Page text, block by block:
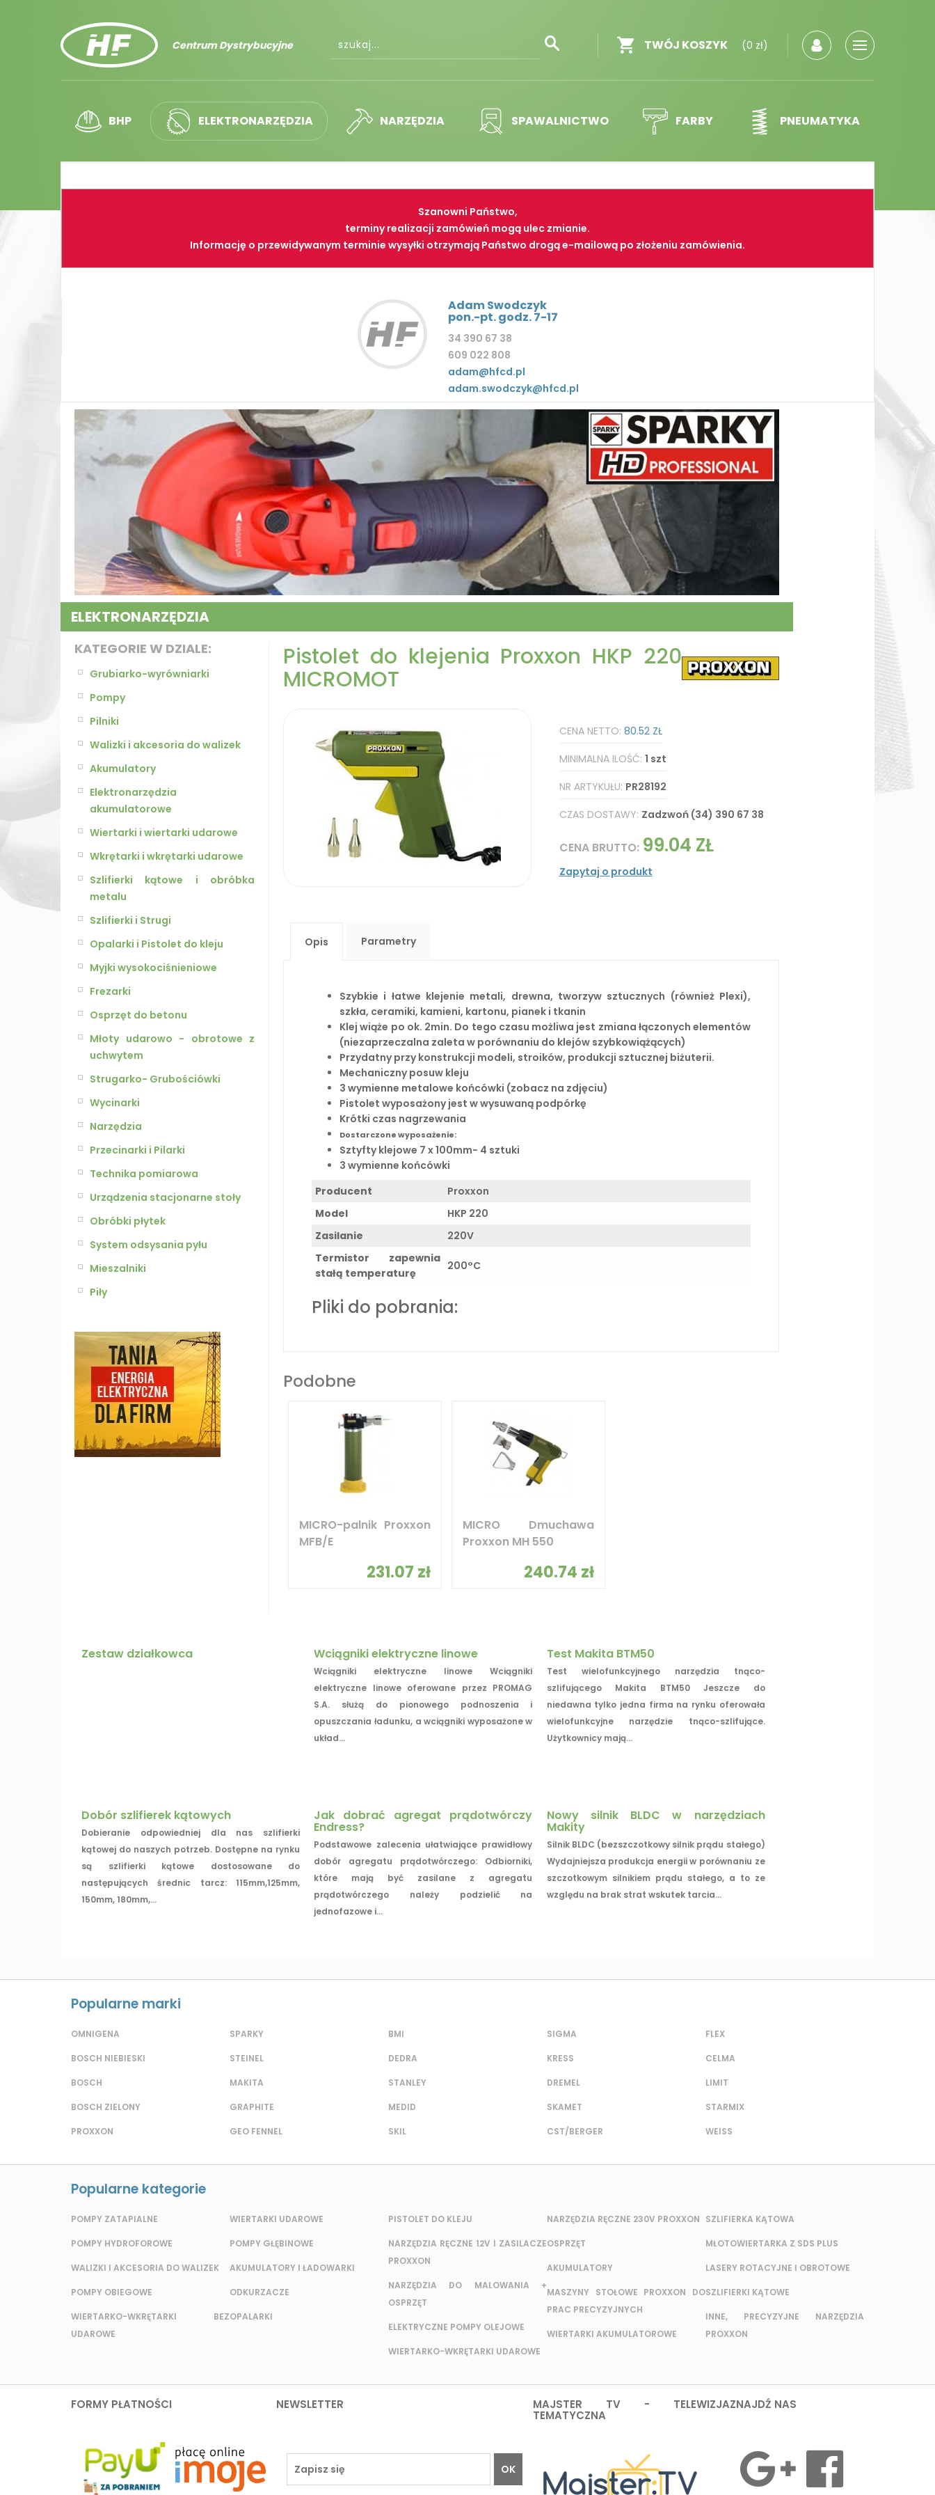
Centrum Dystrybucyjne TWÓJ KOSZYK (0 zł)
BHP ELEKTRONARZĘDZIA NARZĘDZIA SPAWALNICTWO FARBY PNEUMATYKA
Szanowni Państwo,
terminy realizacji zamówień mogą ulec zmianie.
Informację o przewidywanym terminie wysyłki otrzymają Państwo drogą e-mailową po złożeniu zamówienia.
Adam Swodczyk
pon.-pt. godz. 7-17
34 390 67 38
609 022 808
adam@hfcd.pl
adam.swodczyk@hfcd.pl
ELEKTRONARZĘDZIA
KATEGORIE W DZIALE:
Grubiarko-wyrówniarki
Pompy
Pilniki
Walizki i akcesoria do walizek
Akumulatory
Elektronarzędzia
akumulatorowe
Wiertarki i wiertarki udarowe
Wkrętarki i wkrętarki udarowe
Szlifierki kątowe i obróbka
metalu
Szlifierki i Strugi
Opalarki i Pistolet do kleju
Myjki wysokociśnieniowe
Frezarki
Osprzęt do betonu
Młoty udarowo - obrotowe z
uchwytem
Strugarko- Grubościówki
Wycinarki
Narzędzia
Przecinarki i Pilarki
Technika pomiarowa
Urządzenia stacjonarne stoły
Obróbki płytek
System odsysania pyłu
Mieszalniki
Piły
Pistolet do klejenia Proxxon HKP 220
MICROMOT
CENA NETTO: 80.52 ZŁ
MINIMALNA ILOŚĆ: 1 szt
NR ARTYKUŁU: PR28192
CZAS DOSTAWY: Zadzwoń (34) 390 67 38
CENA BRUTTO: 99.04 ZŁ
Zapytaj o produkt
Opis Parametry
Szybkie i łatwe klejenie metali, drewna, tworzyw sztucznych (również Plexi),
szkła, ceramiki, kamieni, kartonu, pianek i tkanin
Klej wiąże po ok. 2min. Do tego czasu możliwa jest zmiana łączonych elementów
(niezaprzeczalna zaleta w porównaniu do klejów szybkowiążących)
Przydatny przy konstrukcji modeli, stroików, produkcji sztucznej biżuterii.
Mechaniczny posuw kleju
3 wymienne metalowe końcówki (zobacz na zdjęciu)
Pistolet wyposażony jest w wysuwaną podpórkę
Krótki czas nagrzewania
Dostarczone wyposażenie:
Sztyfty klejowe 7 x 100mm- 4 sztuki
3 wymienne końcówki
Producent
Proxxon
Model
HKP 220
Zasilanie
220V
Termistor zapewnia
stałą temperaturę
200°C
Pliki do pobrania:
Podobne
MICRO-palnik Proxxon
MFB/E
231.07 zł
MICRO Dmuchawa
Proxxon MH 550
240.74 zł
Zestaw działkowca Wciągniki elektryczne linowe
Wciągniki elektryczne linowe Wciągniki
elektryczne linowe oferowane przez PROMAG
S.A. służą do pionowego podnoszenia i
opuszczania ładunku, a wciągniki wyposażone w
układ...
Test Makita BTM50
Test wielofunkcyjnego narzędzia tnąco-
szlifującego Makita BTM50 Jeszcze do
niedawna tylko jedna firma na rynku oferowała
wielofunkcyjne narzędzie tnąco-szlifujące.
Użytkownicy mają...
Dobór szlifierek kątowych
Dobieranie odpowiedniej dla nas szlifierki
kątowej do naszych potrzeb. Dostępne na rynku
są szlifierki kątowe dostosowane do
następujących średnic tarcz: 115mm,125mm,
150mm, 180mm,...
Jak dobrać agregat prądotwórczy
Endress?
Podstawowe zalecenia ułatwiające prawidłowy
dobór agregatu prądotwórczego: Odbiorniki,
które mają być zasilane z agregatu
prądotwórczego należy podzielić na
jednofazowe i...
Nowy silnik BLDC w narzędziach
Makity
Silnik BLDC (bezszczotkowy silnik prądu stałego)
Wydajniejsza produkcja energii w porównaniu ze
szczotkowym silnikiem prądu stałego, a to ze
względu na brak strat wskutek tarcia...
Popularne marki
OMNIGENA
BOSCH NIEBIESKI
BOSCH
BOSCH ZIELONY
PROXXON
SPARKY
STEINEL
MAKITA
GRAPHITE
GEO FENNEL
BMI
DEDRA
STANLEY
MEDID
SKIL
SIGMA
KRESS
DREMEL
SKAMET
CST/BERGER
FLEX
CELMA
LIMIT
STARMIX
WEISS
Popularne kategorie
POMPY ZATAPIALNE
POMPY HYDROFOROWE
WALIZKI I AKCESORIA DO WALIZEK
POMPY OBIEGOWE
WIERTARKO-WKRĘTARKI BEZ
UDAROWE
WIERTARKI UDAROWE
POMPY GŁĘBINOWE
AKUMULATORY I ŁADOWARKI
ODKURZACZE
OPALARKI
PISTOLET DO KLEJU
NARZĘDZIA RĘCZNE 12V I ZASILACZE
PROXXON
NARZĘDZIA DO MALOWANIA +
OSPRZĘT
ELEKTRYCZNE POMPY OLEJOWE
WIERTARKO-WKRĘTARKI UDAROWE
NARZĘDZIA RĘCZNE 230V PROXXON
OSPRZĘT
AKUMULATORY
MASZYNY STOŁOWE PROXXON DO
PRAC PRECYZYJNYCH
WIERTARKI AKUMULATOROWE
SZLIFIERKA KĄTOWA
MŁOTOWIERTARKA Z SDS PLUS
LASERY ROTACYJNE I OBROTOWE
SZLIFIERKI KĄTOWE
INNE, PRECYZYJNE NARZĘDZIA
PROXXON
FORMY PŁATNOŚCI NEWSLETTER
OK
MAJSTER TV - TELEWIZJA
TEMATYCZNA
ZNAJDŹ NAS